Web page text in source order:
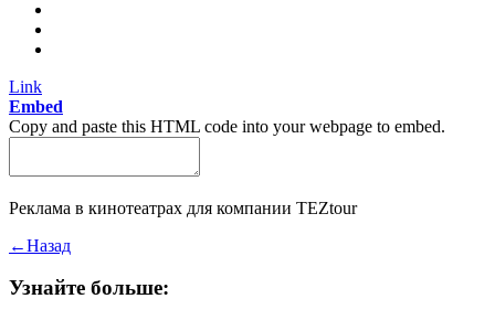
Link
Embed
Copy and paste this HTML code into your webpage to embed.
Реклама в кинотеатрах для компании TEZtour
←Назад
Узнайте больше: